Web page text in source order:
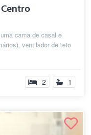
cama de casal e
ventilador de teto
2 1